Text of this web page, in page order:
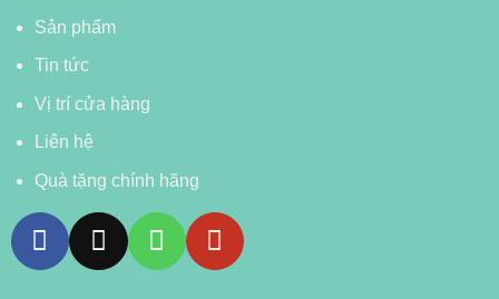
Sản phẩm
Tin tức
Vị trí cửa hàng
Liên hệ
Quà tặng chính hãng